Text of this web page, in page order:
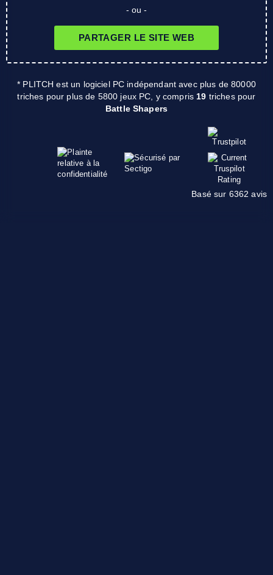
- ou -
PARTAGER LE SITE WEB
* PLITCH est un logiciel PC indépendant avec plus de 80000
triches pour plus de 5800 jeux PC, y compris 19 triches pour
Battle Shapers
Basé sur 6362 avis